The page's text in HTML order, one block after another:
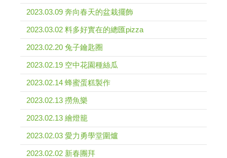
2023.03.09 奔向春天的盆栽擺飾
2023.03.02 料多好實在的總匯pizza
2023.02.20 兔子鑰匙圈
2023.02.19 空中花園種絲瓜
2023.02.14 蜂蜜蛋糕製作
2023.02.13 撈魚樂
2023.02.13 繪燈籠
2023.02.03 愛力勇學堂圍爐
2023.02.02 新春團拜